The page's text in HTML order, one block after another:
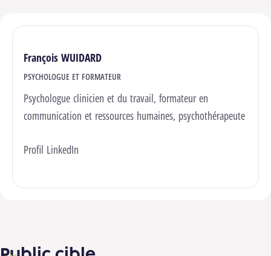
François WUIDARD
PSYCHOLOGUE ET FORMATEUR
Psychologue clinicien et du travail, formateur en
communication et ressources humaines, psychothérapeute
Profil LinkedIn